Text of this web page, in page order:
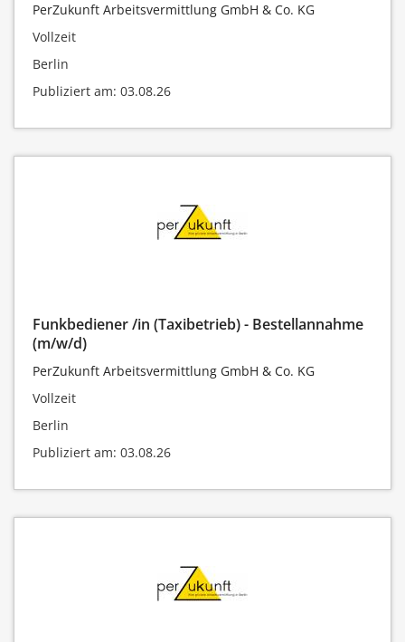
PerZukunft Arbeitsvermittlung GmbH & Co. KG
Vollzeit
Berlin
Publiziert am: 03.08.26
Funkbediener /in (Taxibetrieb) - Bestellannahme
(m/w/d)
PerZukunft Arbeitsvermittlung GmbH & Co. KG
Vollzeit
Berlin
Publiziert am: 03.08.26